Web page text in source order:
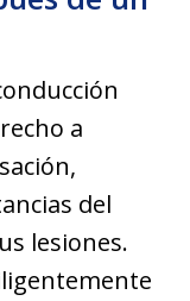
a
del
lesiones.